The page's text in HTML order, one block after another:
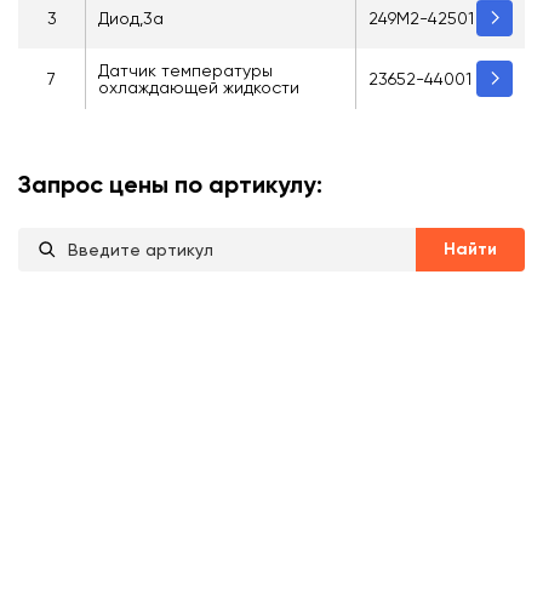
3 Диод,3a 249M2-42501
7
Датчик температуры
охлаждающей жидкости
23652-44001
Запрос цены по артикулу:
Найти